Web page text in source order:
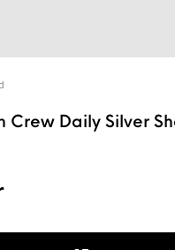
Crew Daily Silver